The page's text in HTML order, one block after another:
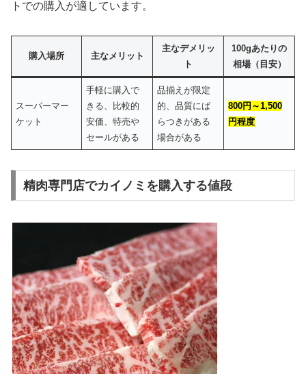
トでの購入が適しています。
購入場所 主なメリット
主なデメリッ
ト
100gあたりの
相場（目安）
スーパーマー
ケット
手軽に購入で
きる、比較的
安価、特売や
セールがある
品揃えが限定
的、品質にば
らつきがある
場合がある
800円～1,500
円程度
精肉専門店でカイノミを購入する値段